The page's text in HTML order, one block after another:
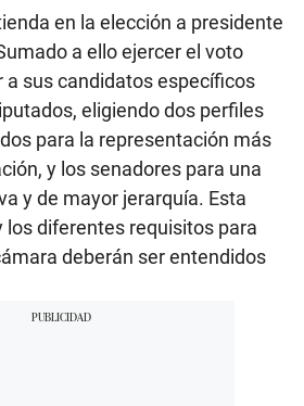
en la elección a presidente
a ello ejercer el voto
a sus candidatos específicos
eligiendo dos perfiles
para la representación más
y los senadores para una
y de mayor jerarquía. Esta
los diferentes requisitos para
deberán ser entendidos